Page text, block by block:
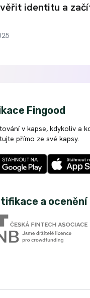
Fingood
v kapse, kdykoliv a
přímo ze své kapsy.
a ocenění